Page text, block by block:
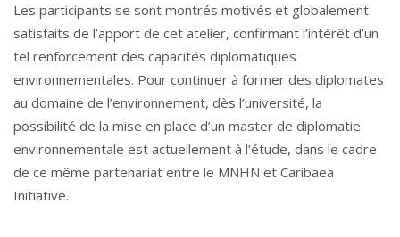
Les participants se sont montrés motivés et globalement
satisfaits de l’apport de cet atelier, confirmant l’intérêt d’un
tel renforcement des capacités diplomatiques
environnementales. Pour continuer à former des diplomates
au domaine de l’environnement, dès l’université, la
possibilité de la mise en place d’un master de diplomatie
environnementale est actuellement à l’étude, dans le cadre
de ce même partenariat entre le MNHN et Caribaea
Initiative.